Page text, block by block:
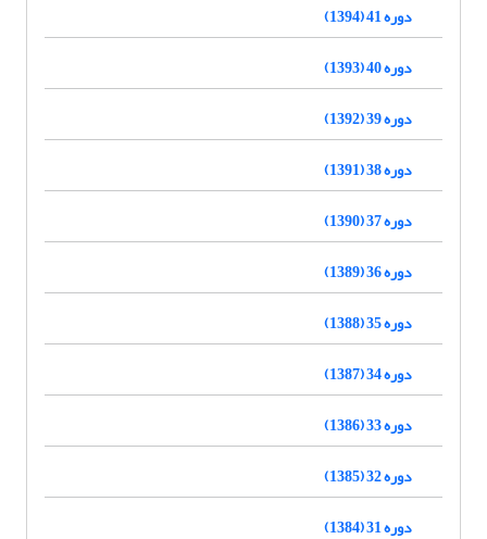
دوره 41 (1394)
دوره 40 (1393)
دوره 39 (1392)
دوره 38 (1391)
دوره 37 (1390)
دوره 36 (1389)
دوره 35 (1388)
دوره 34 (1387)
دوره 33 (1386)
دوره 32 (1385)
دوره 31 (1384)